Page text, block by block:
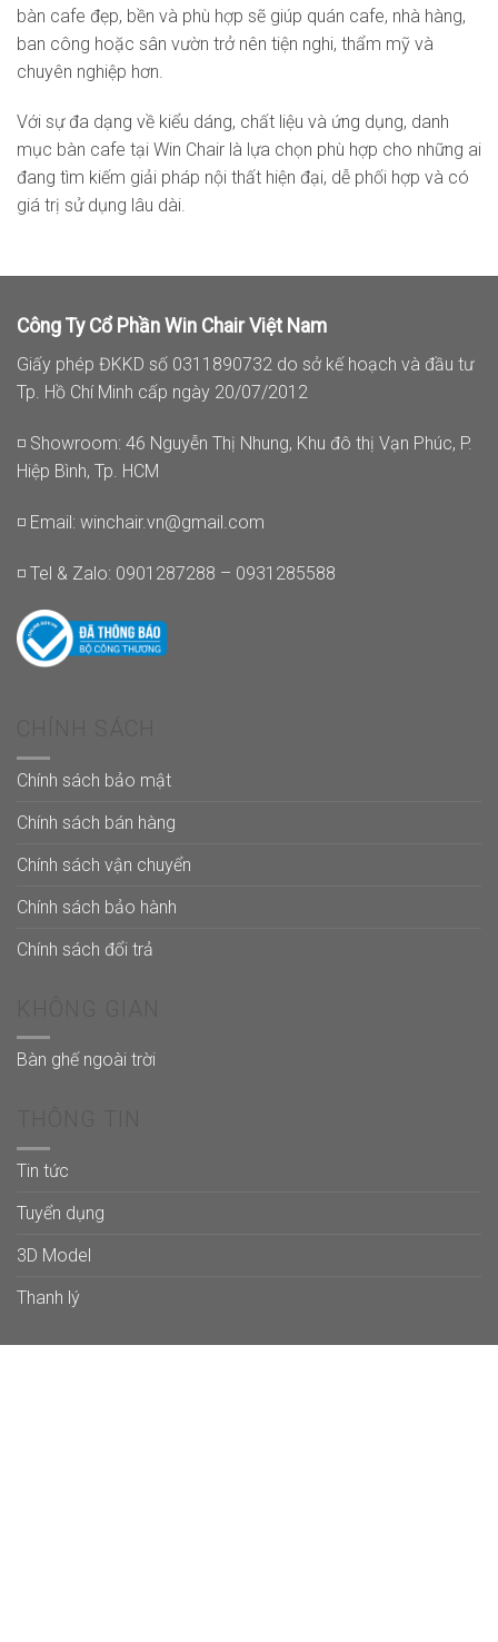
bàn cafe đẹp, bền và phù hợp sẽ giúp quán cafe, nhà hàng,
ban công hoặc sân vườn trở nên tiện nghi, thẩm mỹ và
chuyên nghiệp hơn.
Với sự đa dạng về kiểu dáng, chất liệu và ứng dụng, danh
mục bàn cafe tại Win Chair là lựa chọn phù hợp cho những ai
đang tìm kiếm giải pháp nội thất hiện đại, dễ phối hợp và có
giá trị sử dụng lâu dài.
Công Ty Cổ Phần Win Chair Việt Nam
Giấy phép ĐKKD số 0311890732 do sở kế hoạch và đầu tư
Tp. Hồ Chí Minh cấp ngày 20/07/2012
◽ Showroom: 46 Nguyễn Thị Nhung, Khu đô thị Vạn Phúc, P.
Hiệp Bình, Tp. HCM
◽ Email: winchair.vn@gmail.com
◽ Tel & Zalo: 0901287288 – 0931285588
Chính sách bảo mật
Chính sách bán hàng
Chính sách vận chuyển
Chính sách bảo hành
Chính sách đổi trả
Bàn ghế ngoài trời
Tin tức
Tuyển dụng
3D Model
Thanh lý